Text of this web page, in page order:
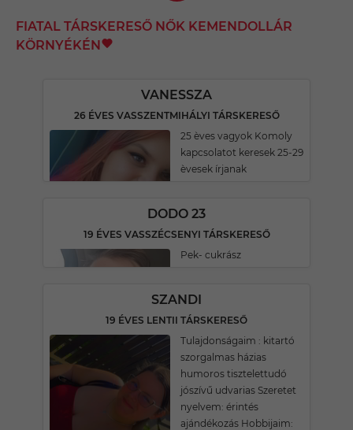
FIATAL TÁRSKERESŐ NŐK KEMENDOLLÁR
KÖRNYÉKÉN
VANESSZA
26 ÉVES VASSZENTMIHÁLYI TÁRSKERESŐ
25 èves vagyok Komoly
kapcsolatot keresek 25-29
èvesek írjanak
DODO 23
19 ÉVES VASSZÉCSENYI TÁRSKERESŐ
Pek- cukrász
SZANDI
19 ÉVES LENTII TÁRSKERESŐ
Tulajdonságaim : kitartó
szorgalmas házias
humoros tisztelettudó
jószívű udvarias Szeretet
nyelvem: érintés
ajándékozás Hobbijaim: